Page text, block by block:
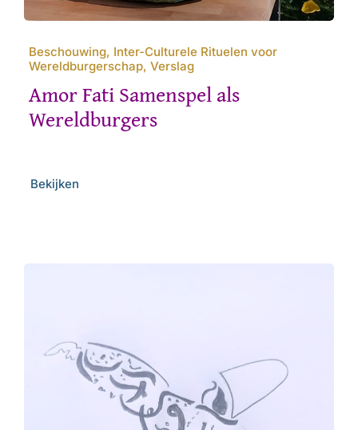
Beschouwing, Inter-Culturele Rituelen voor
Wereldburgerschap, Verslag
Amor Fati Samenspel als
Wereldburgers
Bekijken